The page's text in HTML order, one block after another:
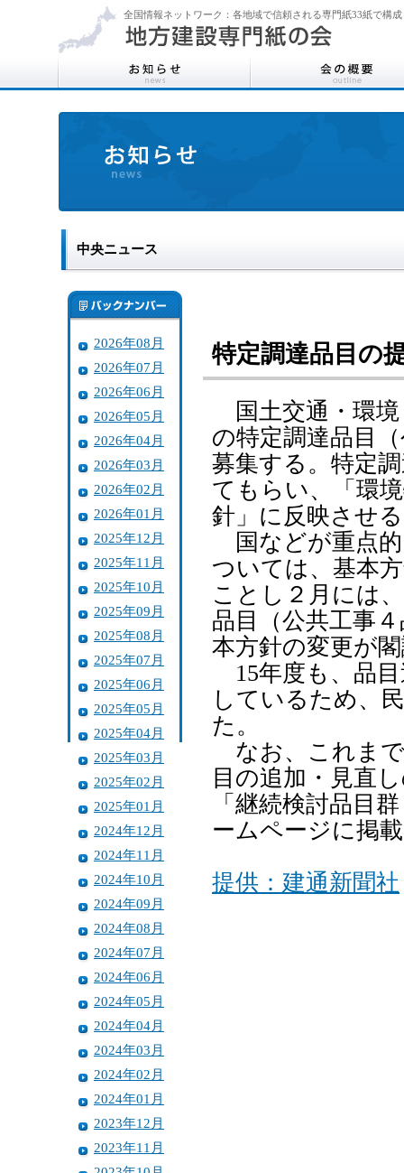
全国情報ネットワーク：各地域で信頼される専門紙33紙で構成
中央ニュース
2026年08月
2026年07月
2026年06月
2026年05月
2026年04月
2026年03月
2026年02月
2026年01月
2025年12月
2025年11月
2025年10月
2025年09月
2025年08月
2025年07月
2025年06月
2025年05月
2025年04月
2025年03月
2025年02月
2025年01月
2024年12月
2024年11月
2024年10月
2024年09月
2024年08月
2024年07月
2024年06月
2024年05月
2024年04月
2024年03月
2024年02月
2024年01月
2023年12月
2023年11月
特定調達品目の
国土交通・環境
の特定調達品目
募集する。特定
てもらい、「環
針」に反映させ
国などが重点的
ついては、基本
ことし２月には
品目（公共工事
本方針の変更が
15年度も、品目
しているため、
た。
なお、これま
目の追加・見直
「継続検討品目
ームページに掲
提供：建通新聞社